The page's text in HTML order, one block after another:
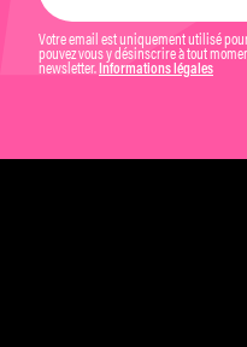
Votre email est uniquement utilisé
pouvez vous y désinscrire à tout
newsletter. Informations légales